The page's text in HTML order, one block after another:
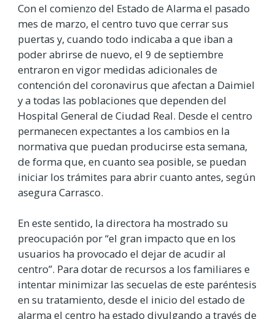
Con el comienzo del Estado de Alarma el pasado
mes de marzo, el centro tuvo que cerrar sus
puertas y, cuando todo indicaba a que iban a
poder abrirse de nuevo, el 9 de septiembre
entraron en vigor medidas adicionales de
contención del coronavirus que afectan a Daimiel
y a todas las poblaciones que dependen del
Hospital General de Ciudad Real. Desde el centro
permanecen expectantes a los cambios en la
normativa que puedan producirse esta semana,
de forma que, en cuanto sea posible, se puedan
iniciar los trámites para abrir cuanto antes, según
asegura Carrasco.
En este sentido, la directora ha mostrado su
preocupación por “el gran impacto que en los
usuarios ha provocado el dejar de acudir al
centro”. Para dotar de recursos a los familiares e
intentar minimizar las secuelas de este paréntesis
en su tratamiento, desde el inicio del estado de
alarma el centro ha estado divulgando a través de